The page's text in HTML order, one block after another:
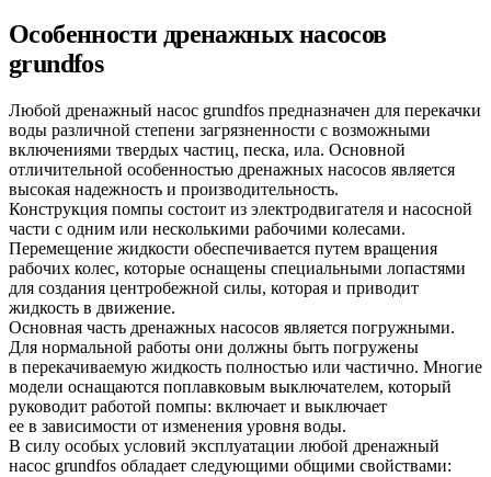
Особенности дренажных насосов
grundfos
Любой дренажный насос grundfos предназначен для перекачки
воды различной степени загрязненности с возможными
включениями твердых частиц, песка, ила. Основной
отличительной особенностью дренажных насосов является
высокая надежность и производительность.
Конструкция помпы состоит из электродвигателя и насосной
части с одним или несколькими рабочими колесами.
Перемещение жидкости обеспечивается путем вращения
рабочих колес, которые оснащены специальными лопастями
для создания центробежной силы, которая и приводит
жидкость в движение.
Основная часть дренажных насосов является погружными.
Для нормальной работы они должны быть погружены
в перекачиваемую жидкость полностью или частично. Многие
модели оснащаются поплавковым выключателем, который
руководит работой помпы: включает и выключает
ее в зависимости от изменения уровня воды.
В силу особых условий эксплуатации любой дренажный
насос grundfos обладает следующими общими свойствами: